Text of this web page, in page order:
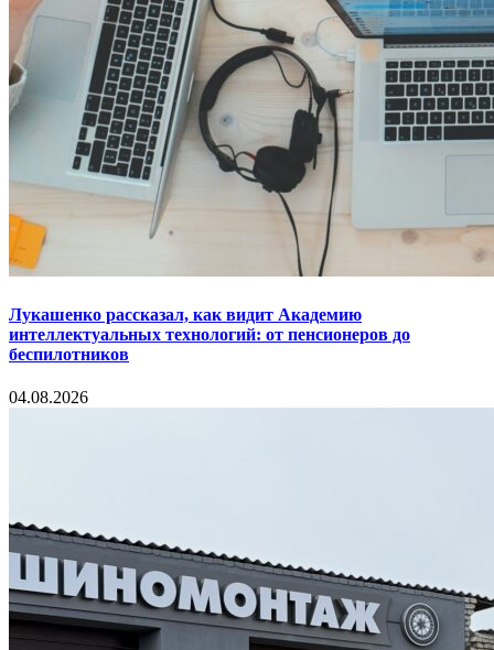
Лукашенко рассказал, как видит Академию
интеллектуальных технологий: от пенсионеров до
беспилотников
04.08.2026